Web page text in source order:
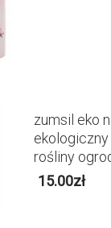
zumsil eko
rośliny
15.00zł